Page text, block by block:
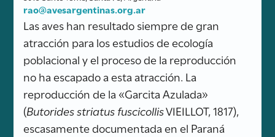
rao@avesargentinas.org.ar
Las aves han resultado siempre de gran
atracción para los estudios de ecología
poblacional y el proceso de la reproducción
no ha escapado a esta atracción. La
reproducción de la «Garcita Azulada»
(Butorides striatus fuscicollisVIEILLOT, 1817),
escasamente documentada en el Paraná